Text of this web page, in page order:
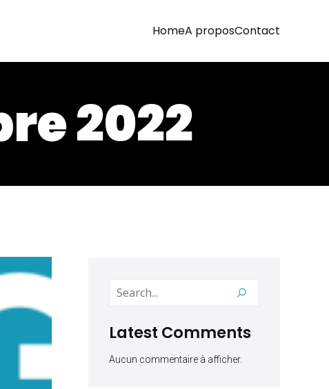
HomeA proposContact
2022
Latest Comments
Aucun commentaire à afficher.